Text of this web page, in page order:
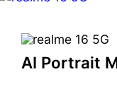
AI Portrait